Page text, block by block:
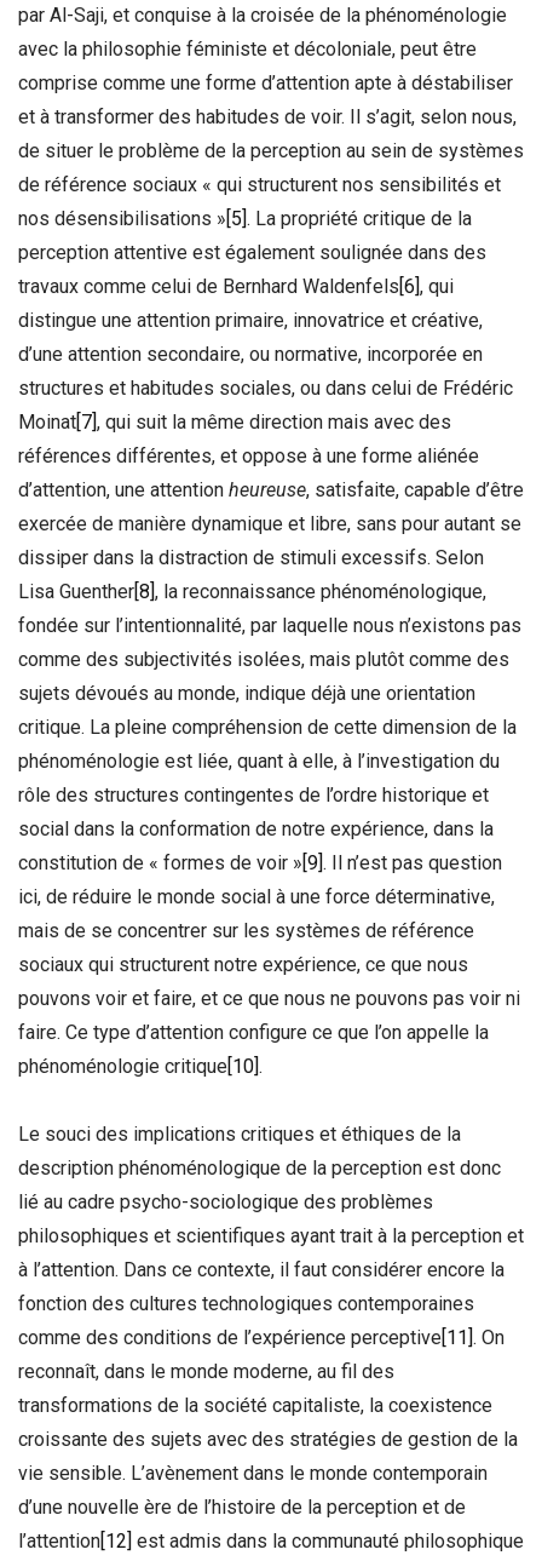
par Al-Saji, et conquise à la croisée de la phénoménologie
avec la philosophie féministe et décoloniale, peut être
comprise comme une forme d’attention apte à déstabiliser
et à transformer des habitudes de voir. Il s’agit, selon nous,
de situer le problème de la perception au sein de systèmes
de référence sociaux « qui structurent nos sensibilités et
nos désensibilisations » [5] . La propriété critique de la
perception attentive est également soulignée dans des
travaux comme celui de Bernhard Waldenfels [6] , qui
distingue une attention primaire, innovatrice et créative,
d’une attention secondaire, ou normative, incorporée en
structures et habitudes sociales, ou dans celui de Frédéric
Moinat [7] , qui suit la même direction mais avec des
références différentes, et oppose à une forme aliénée
d’attention, une attention heureuse, satisfaite, capable d’être
exercée de manière dynamique et libre, sans pour autant se
dissiper dans la distraction de stimuli excessifs. Selon
Lisa Guenther [8] , la reconnaissance phénoménologique,
fondée sur l’intentionnalité, par laquelle nous n’existons pas
comme des subjectivités isolées, mais plutôt comme des
sujets dévoués au monde, indique déjà une orientation
critique. La pleine compréhension de cette dimension de la
phénoménologie est liée, quant à elle, à l’investigation du
rôle des structures contingentes de l’ordre historique et
social dans la conformation de notre expérience, dans la
constitution de « formes de voir » [9] . Il n’est pas question
ici, de réduire le monde social à une force déterminative,
mais de se concentrer sur les systèmes de référence
sociaux qui structurent notre expérience, ce que nous
pouvons voir et faire, et ce que nous ne pouvons pas voir ni
faire. Ce type d’attention configure ce que l’on appelle la
phénoménologie critique [10] .
Le souci des implications critiques et éthiques de la
description phénoménologique de la perception est donc
lié au cadre psycho-sociologique des problèmes
philosophiques et scientifiques ayant trait à la perception et
à l’attention. Dans ce contexte, il faut considérer encore la
fonction des cultures technologiques contemporaines
comme des conditions de l’expérience perceptive[11]. On
reconnaît, dans le monde moderne, au fil des
transformations de la société capitaliste, la coexistence
croissante des sujets avec des stratégies de gestion de la
vie sensible. L’avènement dans le monde contemporain
d’une nouvelle ère de l’histoire de la perception et de
l’attention[12] est admis dans la communauté philosophique